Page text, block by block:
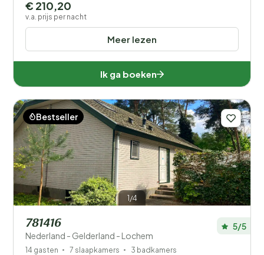
Meer lezen
€ 210,20
v.a. prijs per nacht
Ik ga boeken
1/4
Bestseller
781416
Nederland - Gelderland - Lochem
5/5
14 gasten 7 slaapkamers 3 badkamers